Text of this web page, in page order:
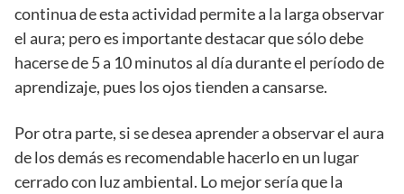
continua de esta actividad permite a la larga observar
el aura; pero es importante destacar que sólo debe
hacerse de 5 a 10 minutos al día durante el período de
aprendizaje, pues los ojos tienden a cansarse.
Por otra parte, si se desea aprender a observar el aura
de los demás es recomendable hacerlo en un lugar
cerrado con luz ambiental. Lo mejor sería que la